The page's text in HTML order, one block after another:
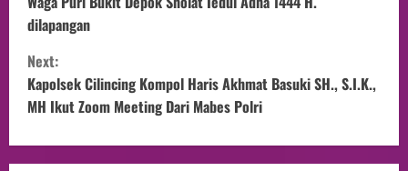
dilapangan
Next:
Kapolsek Cilincing Kompol Haris Akhmat Basuki SH., S.I.K.,
MH Ikut Zoom Meeting Dari Mabes Polri